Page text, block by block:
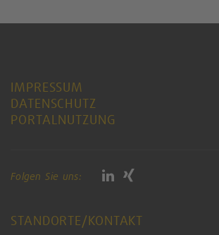
IMPRESSUM
DATENSCHUTZ
PORTALNUTZUNG
Folgen Sie uns:
STANDORTE/KONTAKT